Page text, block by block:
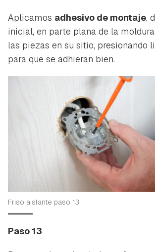
Aplicamos adhesivo de montaje,
inicial, en parte plana de la
las piezas en su sitio, presionando
para que se adhieran bien.
Friso aislante paso 13
Paso 13